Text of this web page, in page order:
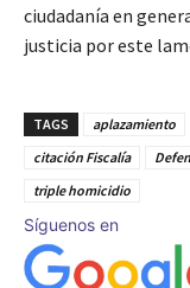
ciudadanía en
justicia por este
TAGS aplazamiento
citación Fiscalía
triple homicidio
Síguenos en